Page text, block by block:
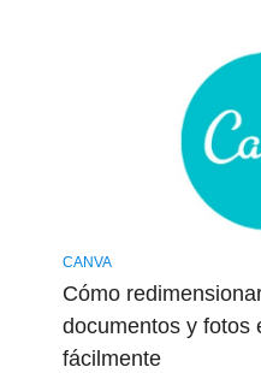
CANVA
Cómo
documentos y fotos
fácilmente